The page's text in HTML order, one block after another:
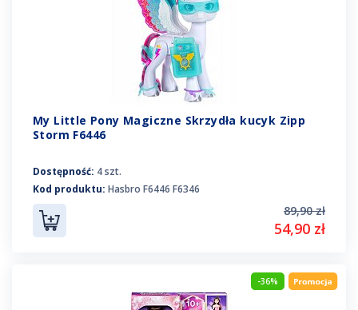
My Little Pony Magiczne Skrzydła kucyk Zipp
Storm F6446
Dostępność: 4 szt.
Kod produktu: Hasbro F6446 F6346
89,90 zł
54,90 zł
-36%